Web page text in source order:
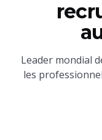
Leader mondial
les